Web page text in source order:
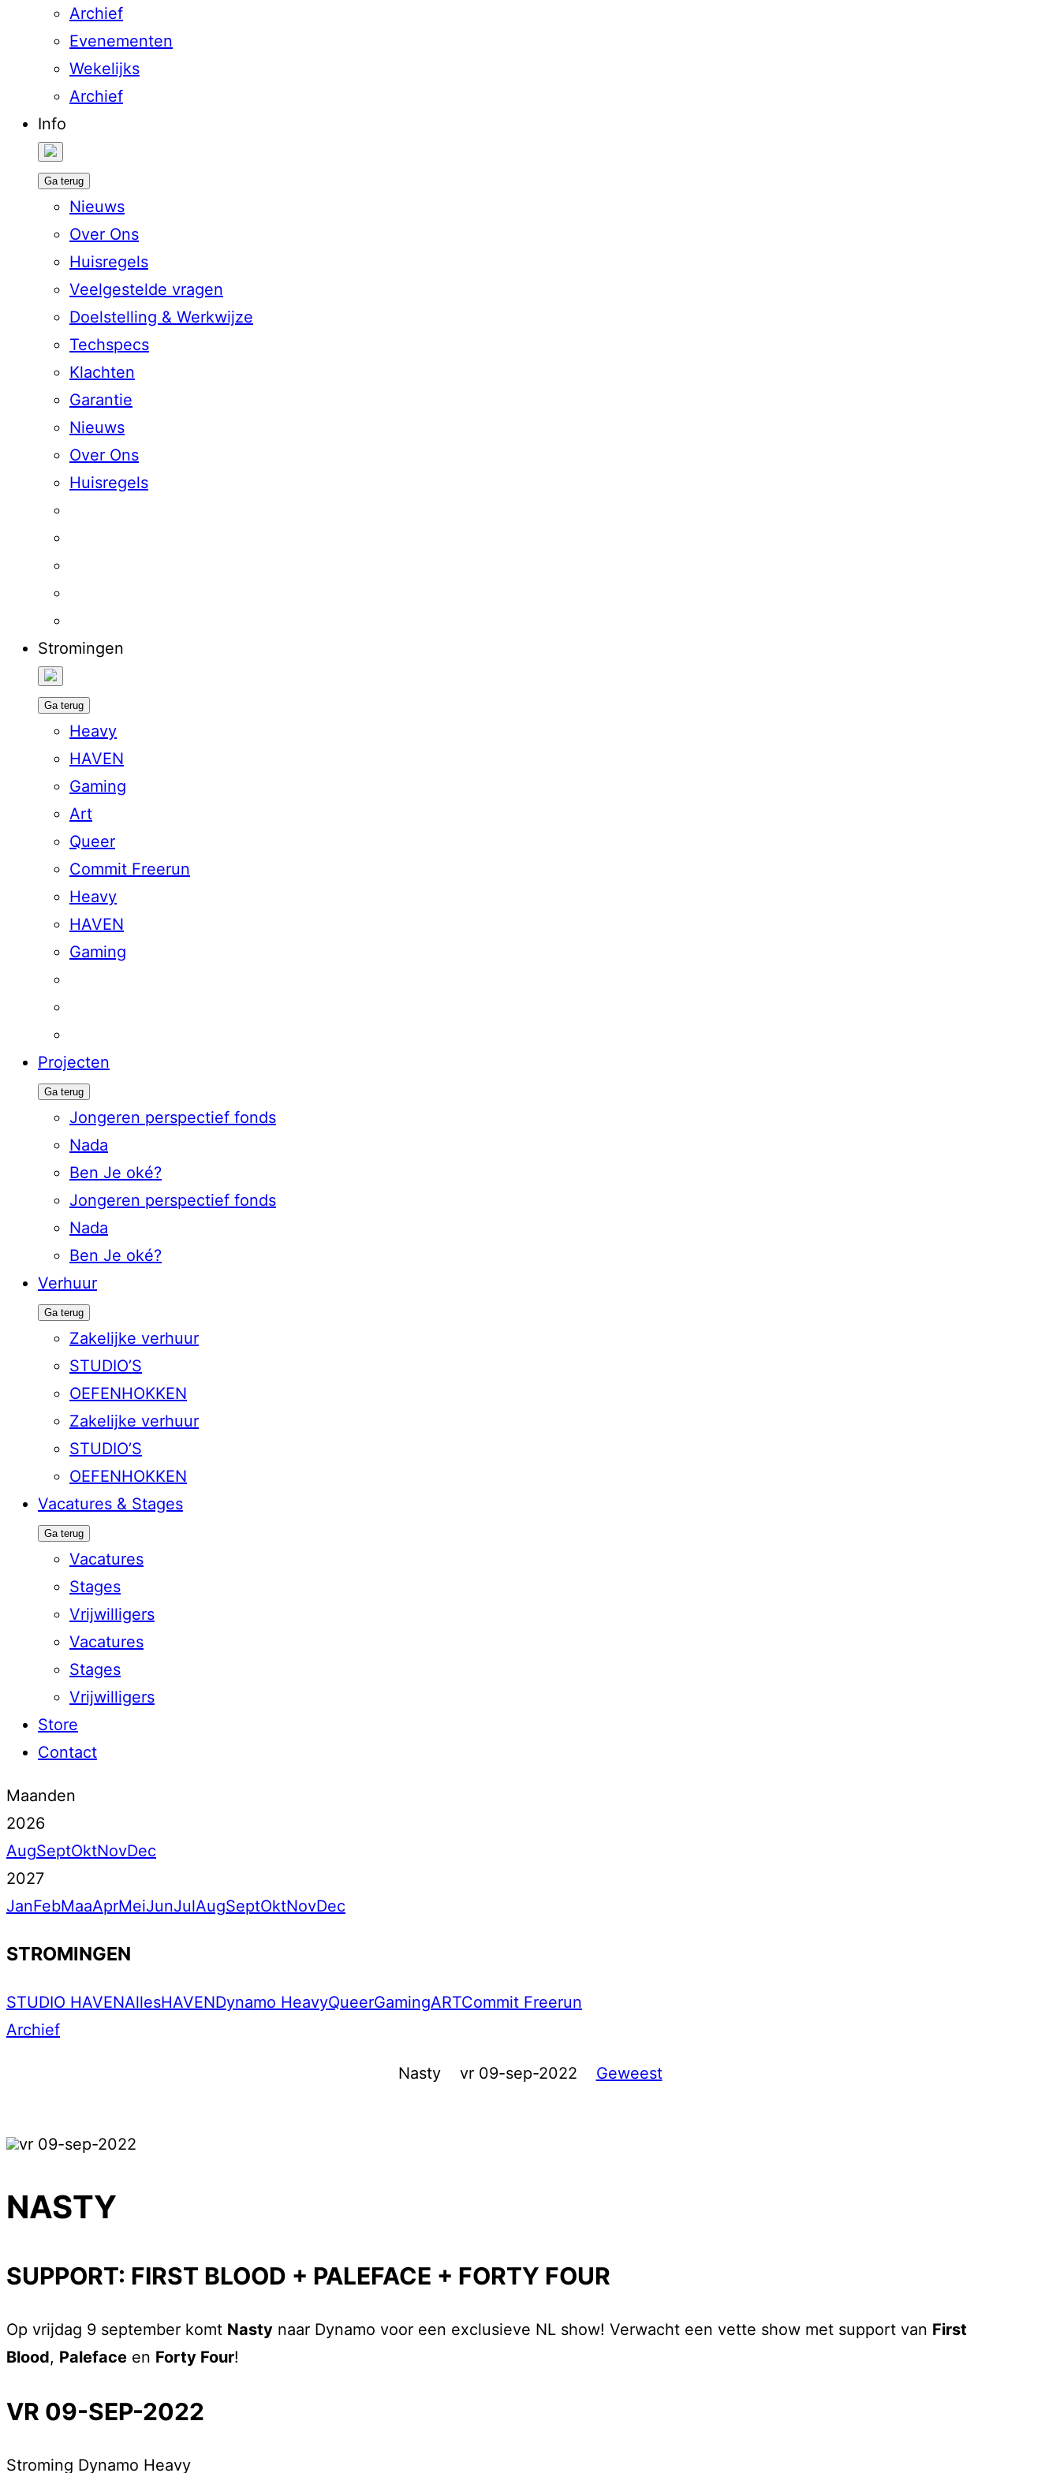
Archief
Evenementen
Wekelijks
Archief
Info
Ga terug
Nieuws
Over Ons
Huisregels
Veelgestelde vragen
Doelstelling & Werkwijze
Techspecs
Klachten
Garantie
Nieuws
Over Ons
Huisregels
Stromingen
Ga terug
Heavy
HAVEN
Gaming
Art
Queer
Commit Freerun
Heavy
HAVEN
Gaming
Projecten
Ga terug
Jongeren perspectief fonds
Nada
Ben Je oké?
Jongeren perspectief fonds
Nada
Ben Je oké?
Verhuur
Ga terug
Zakelijke verhuur
STUDIO’S
OEFENHOKKEN
Zakelijke verhuur
STUDIO’S
OEFENHOKKEN
Vacatures & Stages
Ga terug
Vacatures
Stages
Vrijwilligers
Vacatures
Stages
Vrijwilligers
Store
Contact
Maanden
2026
AugSeptOktNovDec
2027
JanFebMaaAprMeiJunJulAugSeptOktNovDec
STROMINGEN
STUDIO HAVENAllesHAVENDynamo HeavyQueerGamingARTCommit Freerun
Archief
Nasty vr 09-sep-2022 Geweest
vr 09-sep-2022
NASTY
SUPPORT: FIRST BLOOD + PALEFACE + FORTY FOUR
Op vrijdag 9 september komt Nasty naar Dynamo voor een exclusieve NL show! Verwacht een vette show met support van First
Blood, Paleface en Forty Four!
VR 09-SEP-2022
Stroming Dynamo Heavy